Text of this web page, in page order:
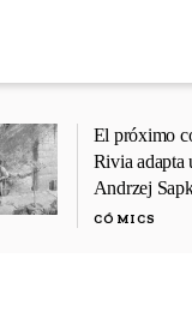
El próximo
Rivia adapta
Andrzej
CÓMICS